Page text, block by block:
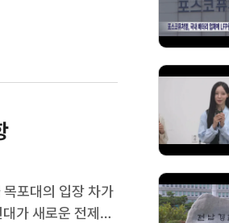
설립에 대해 정
포대의 입장 차가
가 새로운 전제조